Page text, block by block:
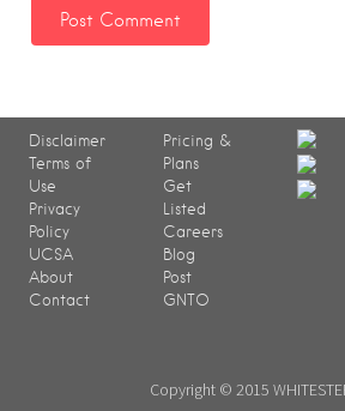
Disclaimer
Terms of
Use
Privacy
Policy
UCSA
About
Contact
Pricing &
Plans
Get
Listed
Careers
Blog
Post
GNTO
Copyright © 2015